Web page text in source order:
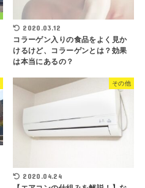
2020.03.12
コラーゲン入りの食品をよく見か
けるけど、コラーゲンとは？効果
は本当にあるの？
その他
2020.04.24